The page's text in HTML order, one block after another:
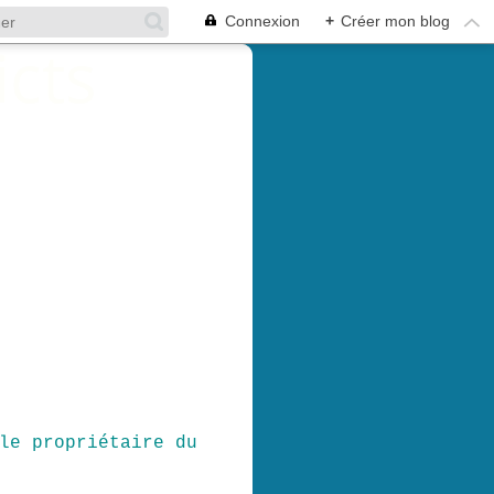
Connexion + Créer mon blog
propriétaire du